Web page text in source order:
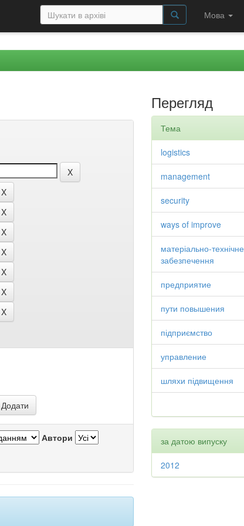
Мова
Автори
Перегляд
Тема
logistics
management
security
ways of improve
матеріально-технічне
забезпечення
предприятие
пути повышения
підприємство
управление
шляхи підвищення
за датою випуску
2012